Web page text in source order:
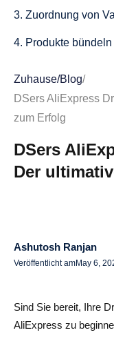
3. Zuordnung von
4. Produkte bündeln
6. Automatische
7. Verwaltung
8. Automatische
9. Integration von
DSers Advanced-
DSers Enterprise-
Zuhause/Blog/
DSers AliExpress
zum Erfolg
DSers
Der
Ashutosh Ranjan
Veröffentlicht amMay 6,
Sind Sie bereit, Ihre
AliExpress zu